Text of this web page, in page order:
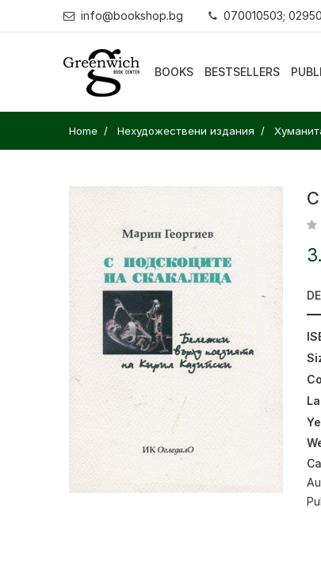
info@bookshop.bg 070010503;
BOOKS BESTSELLERS
Home Нехудожествени издания